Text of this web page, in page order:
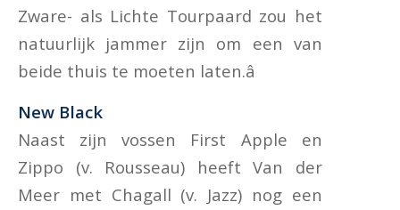
Zware- als Lichte Tourpaard zou het
natuurlijk jammer zijn om een van
beide thuis te moeten laten.â
New Black
Naast zijn vossen First Apple en
Zippo (v. Rousseau) heeft Van der
Meer met Chagall (v. Jazz) nog een